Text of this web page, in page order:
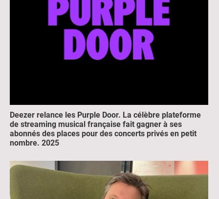
Deezer relance les Purple Door. La célèbre plateforme
de streaming musical française fait gagner à ses
abonnés des places pour des concerts privés en petit
nombre. 2025